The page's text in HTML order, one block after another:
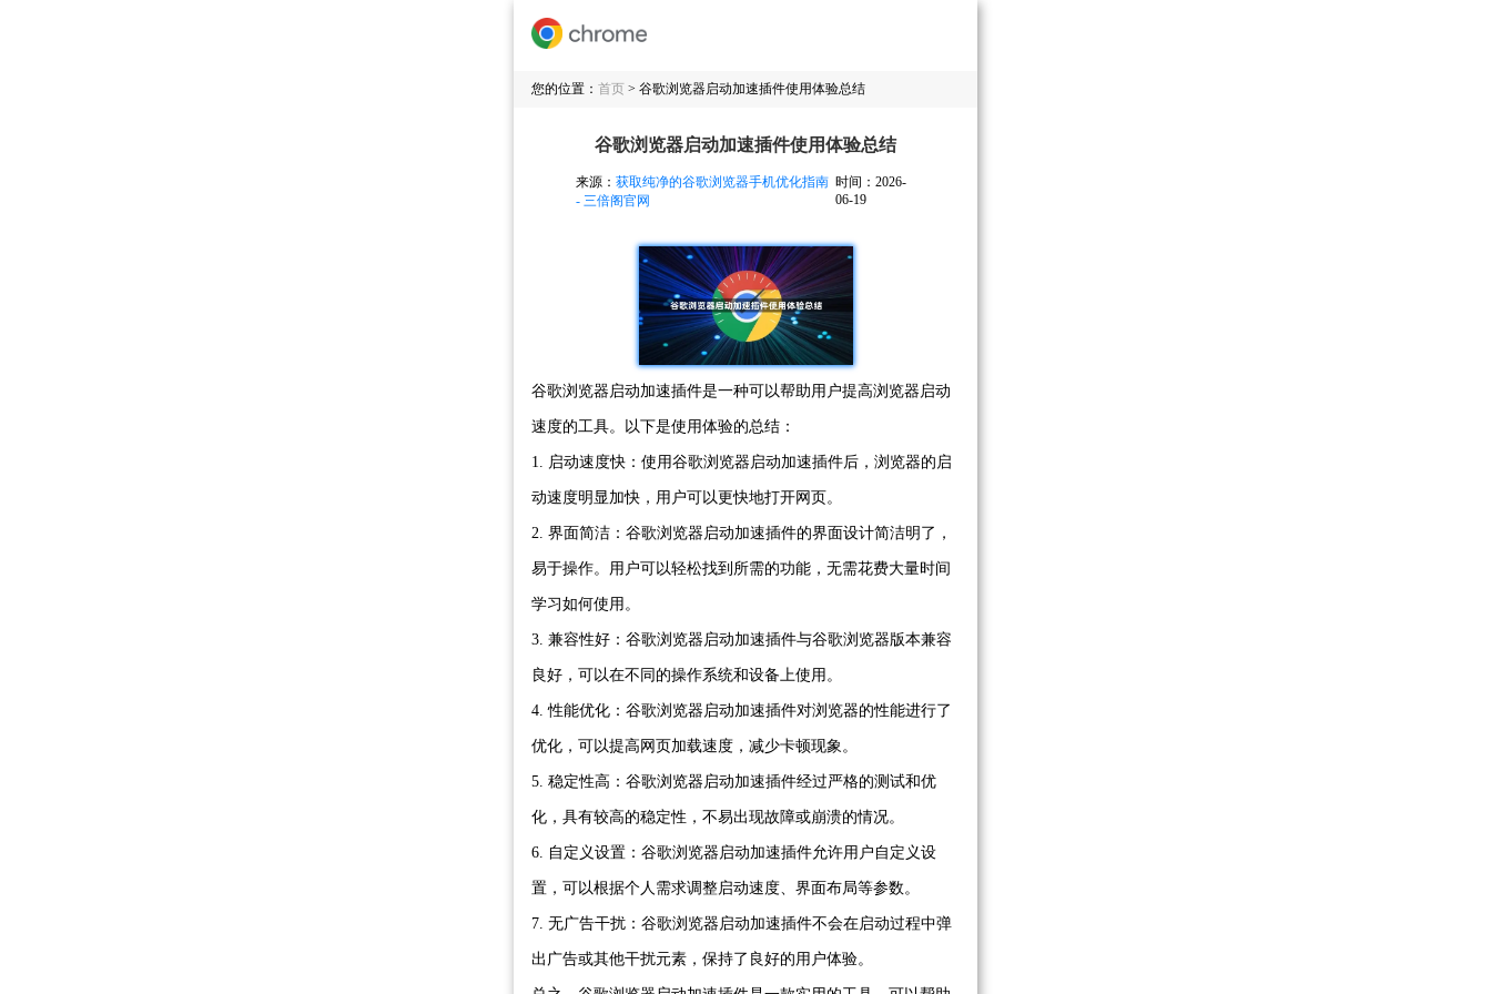
您的位置： 首页 > 谷歌浏览器启动加速插件使用体验总结
谷歌浏览器启动加速插件使用体验总结
来源： 获取纯净的谷歌浏览器手机优化指南
- 三倍阁官网
时间：2026-
06-19
谷歌浏览器启动加速插件是一种可以帮助用户提高浏览器启动
速度的工具。以下是使用体验的总结：
1. 启动速度快：使用谷歌浏览器启动加速插件后，浏览器的启
动速度明显加快，用户可以更快地打开网页。
2. 界面简洁：谷歌浏览器启动加速插件的界面设计简洁明了，
易于操作。用户可以轻松找到所需的功能，无需花费大量时间
学习如何使用。
3. 兼容性好：谷歌浏览器启动加速插件与谷歌浏览器版本兼容
良好，可以在不同的操作系统和设备上使用。
4. 性能优化：谷歌浏览器启动加速插件对浏览器的性能进行了
优化，可以提高网页加载速度，减少卡顿现象。
5. 稳定性高：谷歌浏览器启动加速插件经过严格的测试和优
化，具有较高的稳定性，不易出现故障或崩溃的情况。
6. 自定义设置：谷歌浏览器启动加速插件允许用户自定义设
置，可以根据个人需求调整启动速度、界面布局等参数。
7. 无广告干扰：谷歌浏览器启动加速插件不会在启动过程中弹
出广告或其他干扰元素，保持了良好的用户体验。